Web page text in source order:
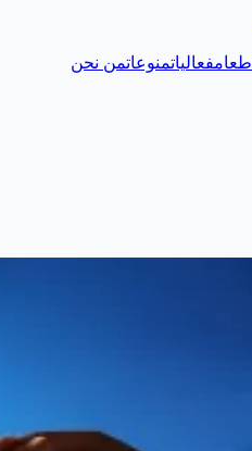
طعامفعالياتمنوعاتمن نحن